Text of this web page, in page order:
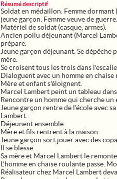
Résumé descriptif
Soldat en médaillon. Femme
jeune garçon. Femme veuve de
Matériel de soldat (casque, armes).
Ancien poilu déjeunant (Marcel
prépare.
Jeune garçon déjeunant. Se dépêche
mère.
Se croisent tous les trois dans
Dialoguent avec un homme en chaise
Mère et enfant s'éloignent.
Marcel Lambert peint un tableau dans
Rencontre un homme qui cherche
Jeune garçon rentre de l'école avec
Lambert.
Déjeunent ensemble.
Mère et fils rentrent à la maison.
Jeune garçon sort jouer avec des
Il se blesse.
Sa mère et Marcel Lambert le remonte.
L'homme en chaise roulante passe.
Réalisateur chez Marcel Lambert